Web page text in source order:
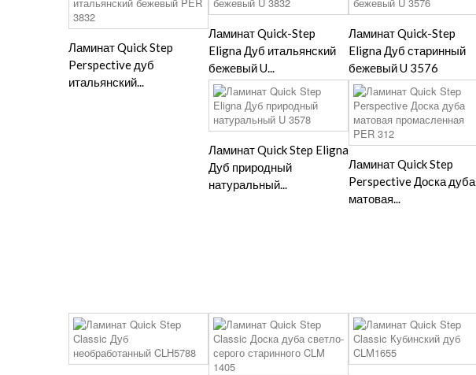
Ламинат Quick Step
Perspective дуб
итальянский...
Ламинат Quick-Step
Eligna Дуб итальянский
бежевый U...
Ламинат Quick-Step
Eligna Дуб старинный
бежевый U 3576
Ламинат Quick Step Eligna
Дуб природный
натуральный...
Ламинат Quick Step
Perspective Доска дуба
матовая...